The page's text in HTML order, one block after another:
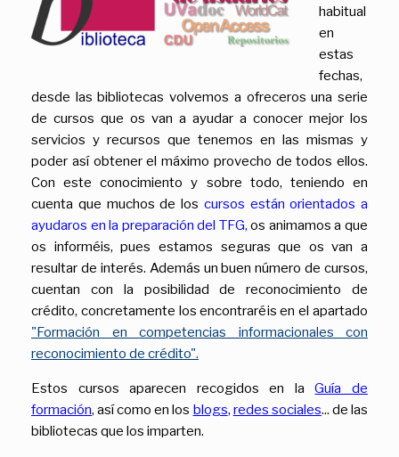
habitual
en
estas
fechas,
desde las bibliotecas volvemos a ofreceros una serie
de cursos que os van a ayudar a conocer mejor los
servicios y recursos que tenemos en las mismas y
poder así obtener el máximo provecho de todos ellos.
Con este conocimiento y sobre todo, teniendo en
cuenta que muchos de los cursos están orientados a
ayudaros en la preparación del TFG, os animamos a que
os informéis, pues estamos seguras que os van a
resultar de interés. Además un buen número de cursos,
cuentan con la posibilidad de reconocimiento de
crédito, concretamente los encontraréis en el apartado
"Formación en competencias informacionales con
reconocimiento de crédito".
Estos cursos aparecen recogidos en laGuía de
formación, así como en los blogs, redes sociales... de las
bibliotecas que los imparten.